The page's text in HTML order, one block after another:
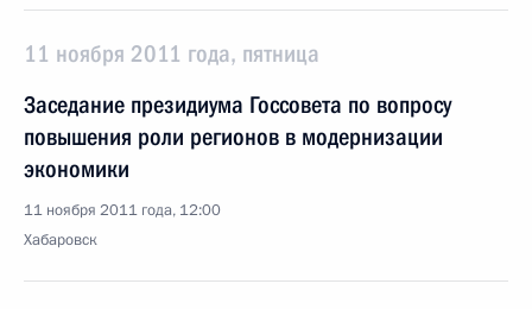
11 ноября 2011 года, пятница
Заседание президиума Госсовета по вопросу
повышения роли регионов в модернизации
экономики
11 ноября 2011 года, 12:00
Хабаровск